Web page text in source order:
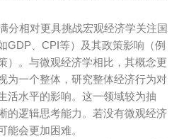
分相对更具挑战宏观经济学关注国
GDP、CPI等）及其政策影响（例
）。与微观经济学相比，其概念更
为一个整体，研究整体经济行为对
活水平的影响。这一领域较为抽
的逻辑思考能力。若没有微观经济
能会更加困难。